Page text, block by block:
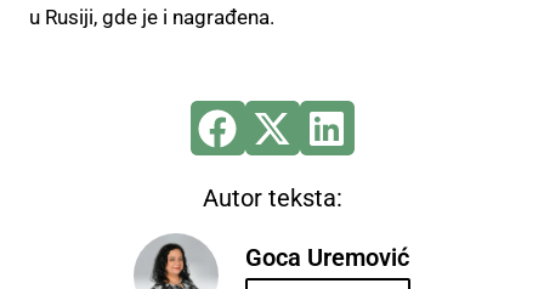
u Rusiji, gde je i nagrađena.
Goca Uremović
Autor teksta: